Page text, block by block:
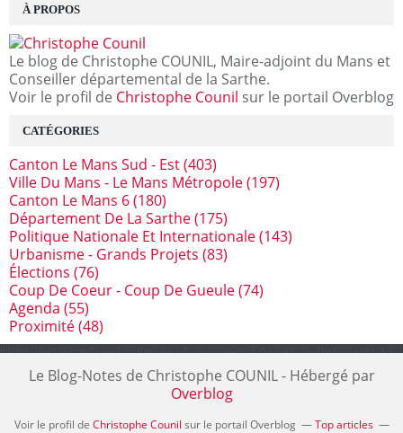
À PROPOS
Le blog de Christophe COUNIL, Maire-adjoint du Mans et
Conseiller départemental de la Sarthe.
Voir le profil de Christophe Counil sur le portail Overblog
CATÉGORIES
Canton Le Mans Sud - Est(403)
Ville Du Mans - Le Mans Métropole(197)
Canton Le Mans 6(180)
Département De La Sarthe(175)
Politique Nationale Et Internationale(143)
Urbanisme - Grands Projets (83)
Élections (76)
Coup De Coeur - Coup De Gueule(74)
Agenda (55)
Proximité(48)
Le Blog-Notes de Christophe COUNIL - Hébergé par
Overblog
Voir le profil de Christophe Counil sur le portail Overblog Top articles